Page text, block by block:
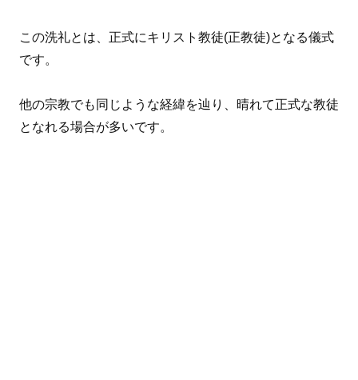
この洗礼とは、正式にキリスト教徒(正教徒)となる儀式
です。
他の宗教でも同じような経緯を辿り、晴れて正式な教徒
となれる場合が多いです。